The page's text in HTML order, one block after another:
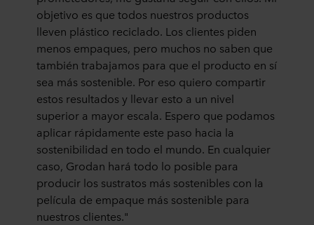
A continuación puede leer más sobre los fines, las
descripciones generales de la información recopilada,
quién instala cada una de las cookies, los enlaces a la
política de privacidad de nuestros socios potenciales y
durante cuánto tiempo se almacena cada cookie en su
equipo. Los fines para los cuales nuestros sitios web
pueden utilizar cookies y, por tanto, procesar información
sobre usted a través de cookies, es decisión suya.
Puede retirar su consentimiento o cambiarlo en cualquier
momento haciendo clic en el icono de cookies situado en
la parte inferior del sitio web. Lea más sobre el uso que
hacemos de nuestras cookies en la sección «Acerca de»
y sobre cómo tratamos los datos personales en
objetivo es que todos nuestros productos
lleven plástico reciclado. Los clientes piden
menos empaques, pero muchos no saben que
también trabajamos para que el producto en sí
sea más sostenible. Por eso quiero compartir
estos resultados y llevar esto a un nivel
superior a mayor escala. Espero que podamos
aplicar rápidamente este paso hacia la
sostenibilidad en todo el mundo. En cualquier
caso, Grodan hará todo lo posible para
producir los sustratos más sostenibles con la
película de empaque más sostenible para
nuestros clientes."